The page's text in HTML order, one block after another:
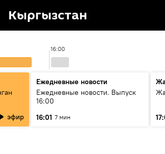
Кыргызстан
16:00
эфир
Ежедневные новости
Ежедневные новости. Выпуск
16:00
16:01 7 мин